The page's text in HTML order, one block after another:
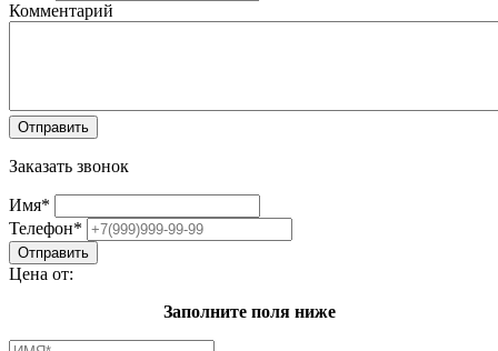
Комментарий
Заказать звонок
Имя*
Телефон*
Цена от:
Заполните поля ниже